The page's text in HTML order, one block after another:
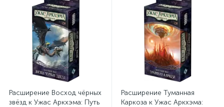
Расширение Восход чёрных
звёзд к Ужас Аркхэма: Путь
Расширение Туманная
Каркоза к Ужас Аркхэма: